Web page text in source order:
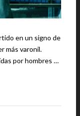
en un signo de
más varonil.
por hombres …